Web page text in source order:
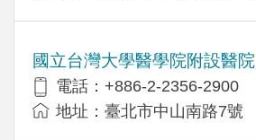
國立台灣大學醫學院附設醫院
電話：+886-2-2356-2900
地址：臺北市中山南路7號